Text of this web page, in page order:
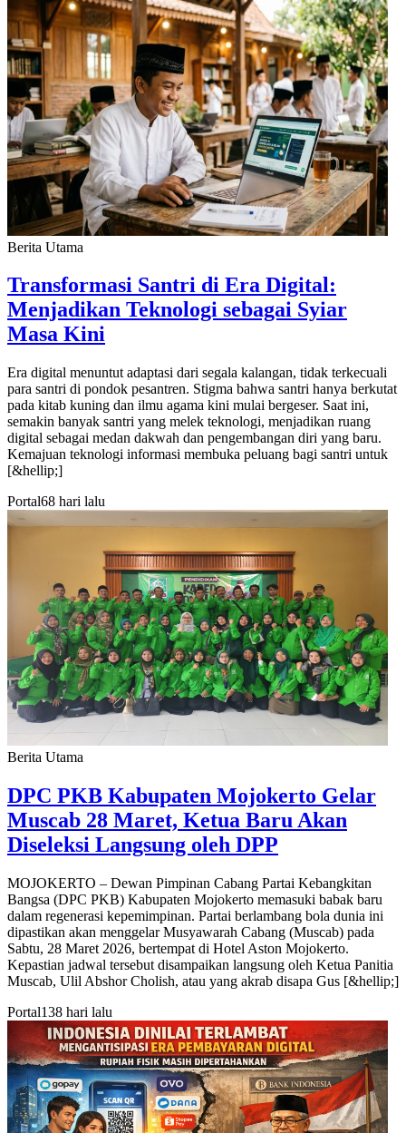
Berita Utama
Transformasi Santri di Era Digital:
Menjadikan Teknologi sebagai Syiar
Masa Kini
Era digital menuntut adaptasi dari segala kalangan, tidak terkecuali
para santri di pondok pesantren. Stigma bahwa santri hanya berkutat
pada kitab kuning dan ilmu agama kini mulai bergeser. Saat ini,
semakin banyak santri yang melek teknologi, menjadikan ruang
digital sebagai medan dakwah dan pengembangan diri yang baru.
Kemajuan teknologi informasi membuka peluang bagi santri untuk
[&hellip;]
Portal68 hari lalu
Berita Utama
DPC PKB Kabupaten Mojokerto Gelar
Muscab 28 Maret, Ketua Baru Akan
Diseleksi Langsung oleh DPP
MOJOKERTO – Dewan Pimpinan Cabang Partai Kebangkitan
Bangsa (DPC PKB) Kabupaten Mojokerto memasuki babak baru
dalam regenerasi kepemimpinan. Partai berlambang bola dunia ini
dipastikan akan menggelar Musyawarah Cabang (Muscab) pada
Sabtu, 28 Maret 2026, bertempat di Hotel Aston Mojokerto.
Kepastian jadwal tersebut disampaikan langsung oleh Ketua Panitia
Muscab, Ulil Abshor Cholish, atau yang akrab disapa Gus [&hellip;]
Portal138 hari lalu